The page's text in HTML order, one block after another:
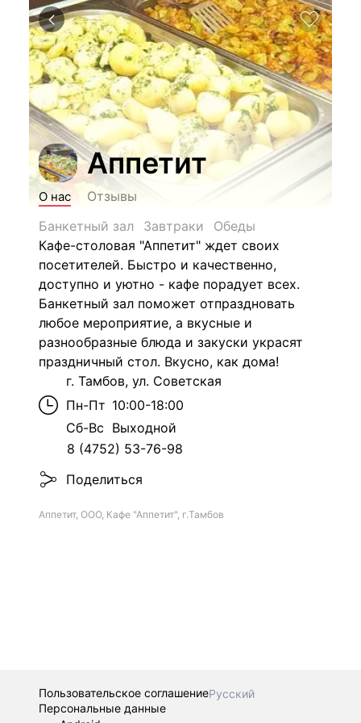
Аппетит
О нас
Отзывы
Банкетный зал
Завтраки
Обеды
Кафе-столовая "Аппетит" ждет своих
посетителей. Быстро и качественно,
доступно и уютно - кафе порадует всех.
Банкетный зал поможет отпраздновать
любое мероприятие, а вкусные и
разнообразные блюда и закуски украсят
праздничный стол. Вкусно, как дома!
г. Тамбов, ул. Советская
Пн-Пт 10:00-18:00
Сб-Вс Выходной
8 (4752) 53-76-98
Поделиться
Аппетит, ООО, Кафе "Аппетит", г.Тамбов
Пользовательское соглашениеРусский
Персональные данные